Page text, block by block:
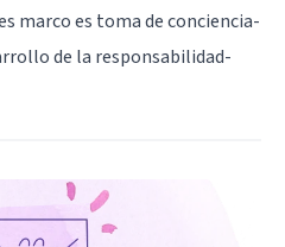
marco es toma de conciencia-
de la responsabilidad-